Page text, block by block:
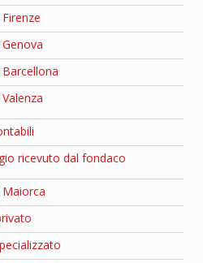
ricevuto dal fondaco